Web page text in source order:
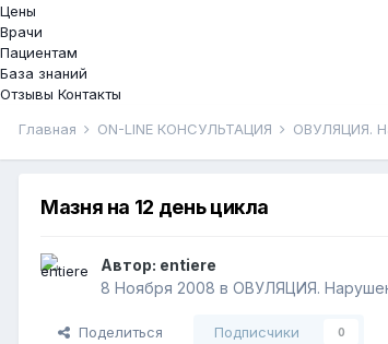
Цены
Врачи
Пациентам
База знаний
Отзывы Контакты
Главная ON-LINE КОНСУЛЬТАЦИЯ
Мазня на 12 день цикла
Автор: entiere
8 Ноября 2008 в ОВУЛЯЦИЯ.
Поделиться Подписчики 0